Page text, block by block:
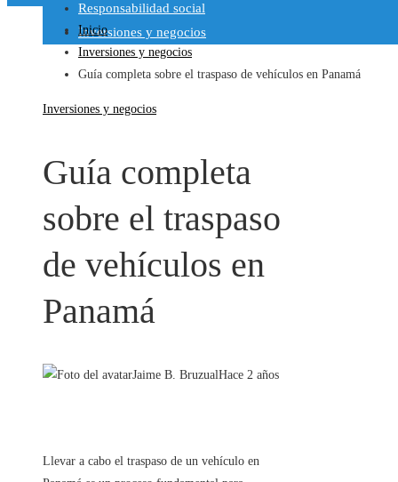
Responsabilidad social
Inversiones y negocios
Inicio
Inversiones y negocios
Guía completa sobre el traspaso de vehículos en Panamá
Inversiones y negocios
Guía completa
sobre el traspaso
de vehículos en
Panamá
Jaime B. BruzualHace 2 años
Llevar a cabo el traspaso de un vehículo en